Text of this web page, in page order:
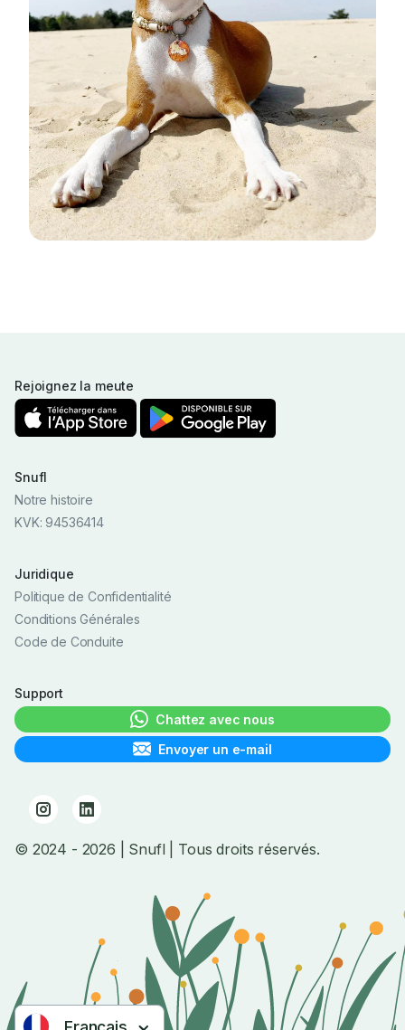
Rejoignez la meute
Snufl
Notre histoire
KVK: 94536414
Juridique
Politique de Confidentialité
Conditions Générales
Code de Conduite
Support
Chattez avec nous
Envoyer un e-mail
© 2024 - 2026 | Snufl | Tous droits réservés.